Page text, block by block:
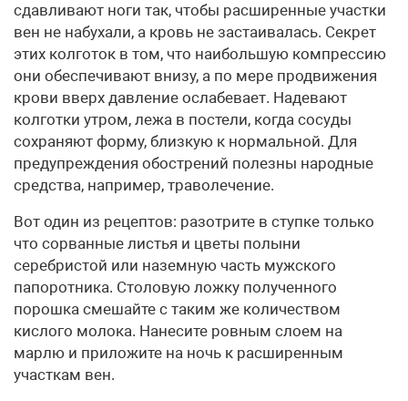
сдавливают ноги так, чтобы расширенные участки
вен не набухали, а кровь не застаивалась. Секрет
этих колготок в том, что наибольшую компрессию
они обеспечивают внизу, а по мере продвижения
крови вверх давление ослабевает. Надевают
колготки утром, лежа в постели, когда сосуды
сохраняют форму, близкую к нормальной. Для
предупреждения обострений полезны народные
средства, например, траволечение.
Вот один из рецептов: разотрите в ступке только
что сорванные листья и цветы полыни
серебристой или наземную часть мужского
папоротника. Столовую ложку полученного
порошка смешайте с таким же количеством
кислого молока. Нанесите ровным слоем на
марлю и приложите на ночь к расширенным
участкам вен.